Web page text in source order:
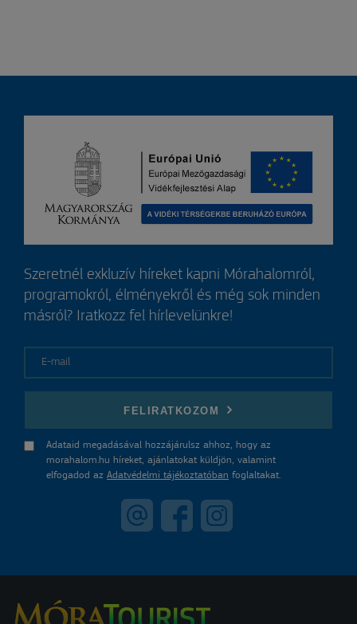
Szeretnél exkluzív híreket kapni Mórahalomról,
programokról, élményekről és még sok minden
másról? Iratkozz fel hírlevelünkre!
FELIRATKOZOM
Adataid megadásával hozzájárulsz ahhoz, hogy az
morahalom.hu híreket, ajánlatokat küldjön, valamint
elfogadod az Adatvédelmi tájékoztatóban foglaltakat.